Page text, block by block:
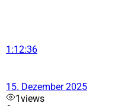
1:12:36
15. Dezember 2025
1views